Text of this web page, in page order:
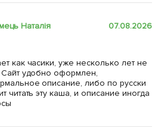
Наталія 07.08.2026
как часики, уже несколько лет не
удобно оформлен,
описание, либо по русски
читать эту каша, и описание иногда